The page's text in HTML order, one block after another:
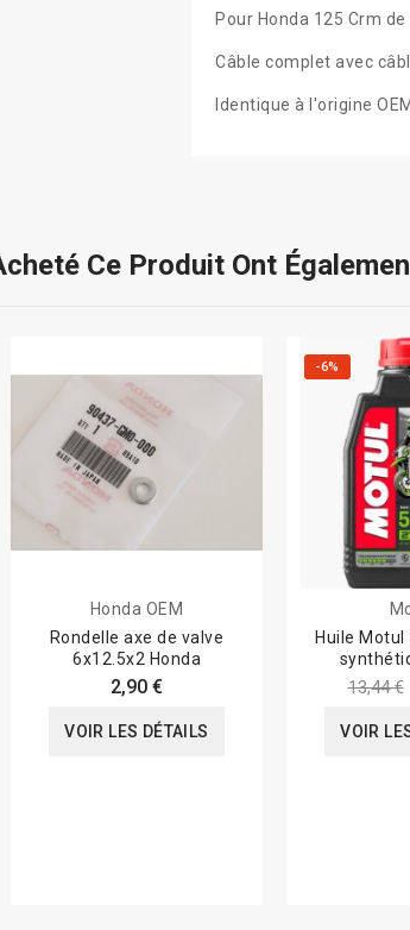
Pour Honda 125 Crm
Câble complet avec
Identique à l'origine
Ce Produit Ont
Honda OEM
Rondelle axe de valve
6x12.5x2 Honda
2,90 €
VOIR LES DÉTAILS
-6%
Huile
13,44 €
VOIR